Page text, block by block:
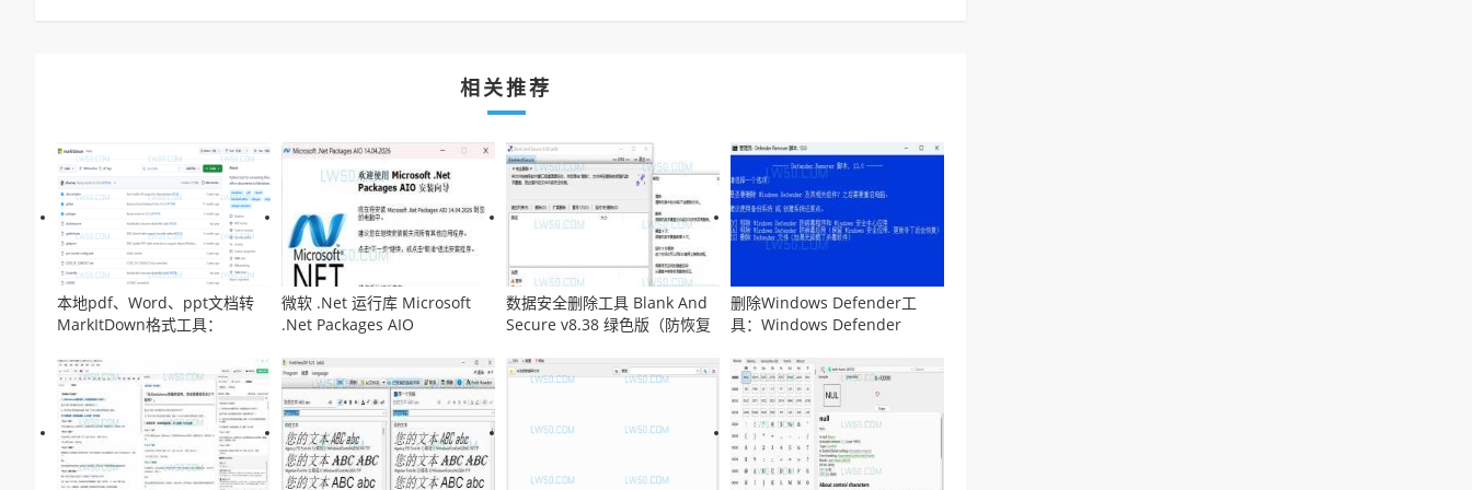
相关推荐
本地pdf、Word、ppt文档转
MarkItDown格式工具：
微软 .Net 运行库 Microsoft
.Net Packages AIO
数据安全删除工具 Blank And
Secure v8.38 绿色版（防恢复
删除Windows Defender工
具：Windows Defender